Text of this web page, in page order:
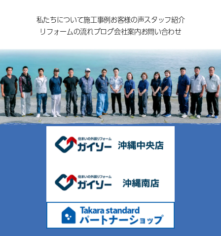
私たちについて施工事例お客様の声スタッフ紹介
リフォームの流れブログ会社案内お問い合わせ